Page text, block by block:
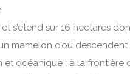
s’étend sur 16 hectares
mamelon d’où
et océanique : à la